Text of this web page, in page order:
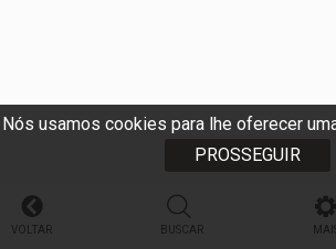
Nós usamos cookies para lhe oferecer
PROSSEGUIR
VOLTAR BUSCAR